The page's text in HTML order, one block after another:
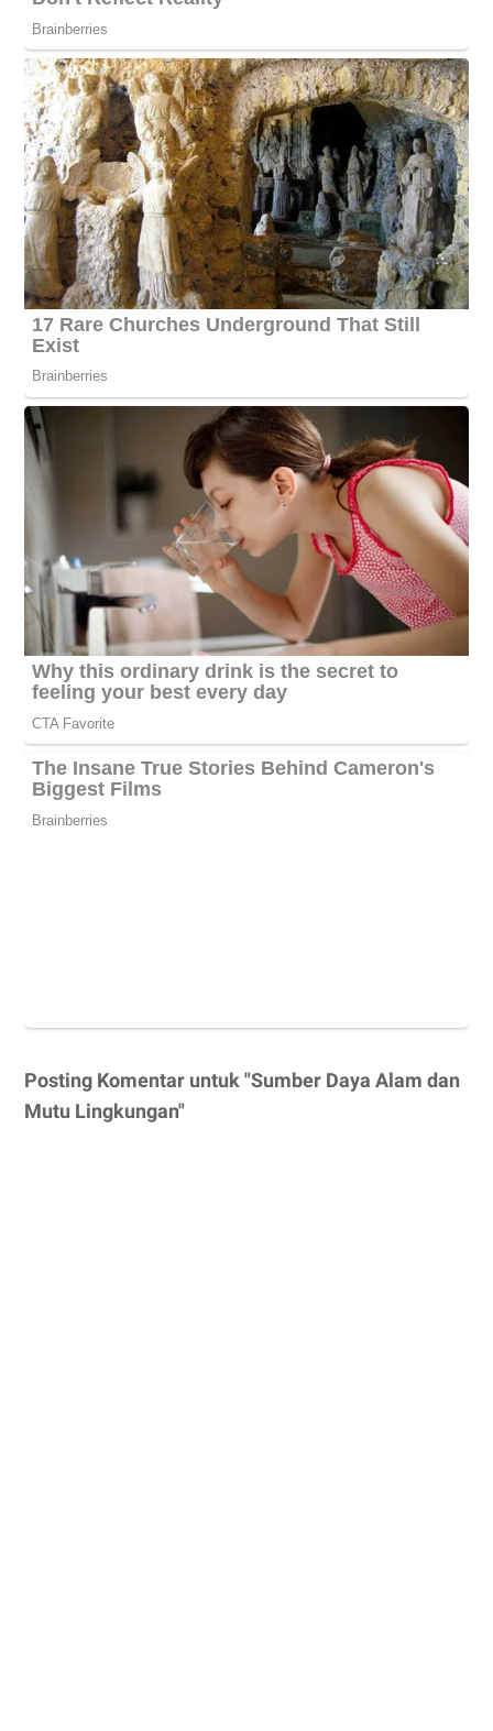
Posting Komentar untuk "Sumber Daya Alam dan
Mutu Lingkungan"